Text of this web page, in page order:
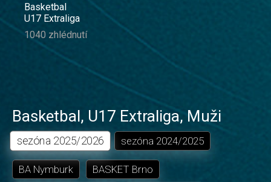
Basketbal
U17 Extraliga
1040 zhlédnutí
Basketbal, U17 Extraliga, Muži
sezóna 2025/2026 sezóna 2024/2025
BA Nymburk
BASKET Brno